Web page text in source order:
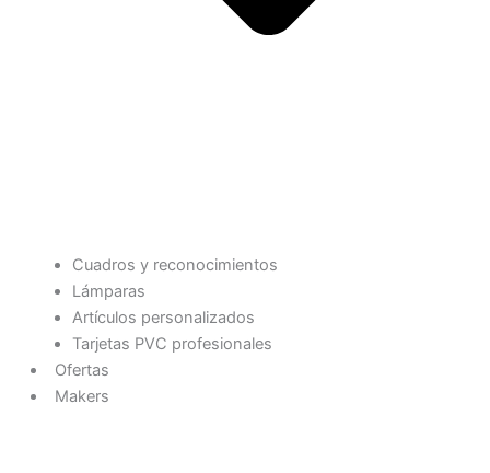
Cuadros y reconocimientos
Lámparas
Artículos personalizados
Tarjetas PVC profesionales
Ofertas
Makers